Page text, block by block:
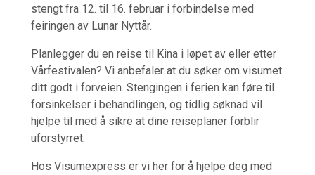
stengt fra 12. til 16. februar i forbindelse med
feiringen av Lunar Nyttår.
Planlegger du en reise til Kina i løpet av eller etter
Vårfestivalen? Vi anbefaler at du søker om visumet
ditt godt i forveien. Stengingen i ferien kan føre til
forsinkelser i behandlingen, og tidlig søknad vil
hjelpe til med å sikre at dine reiseplaner forblir
uforstyrret.
Hos Visumexpress er vi her for å hjelpe deg med